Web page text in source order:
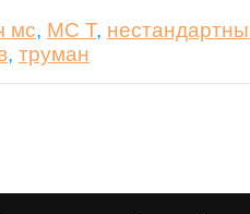
мс, МС Т,
, труман